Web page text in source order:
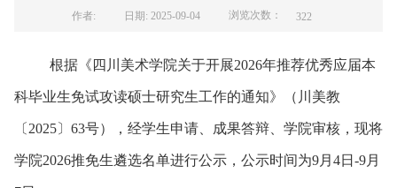
作者: 日期: 2025-09-04 浏览次数： 322
根据《 四川美术学院关于开展2026年推荐优秀应届本
科毕业生免试攻读硕士研究生工作的通知》（ 川美教
〔 2025〕 63号）， 经学生申请、成果答辩、学院审核， 现将
学院2026推免生遴选名单进行公示 ， 公示时间为9月 4日 -9月